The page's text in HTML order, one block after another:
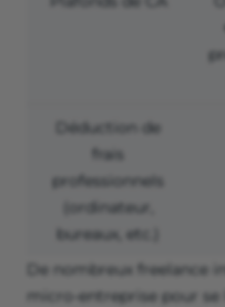
Déduction de
frais
professionnels
(ordinateur,
bureaux, etc.)
De nombreux freelance
micro-entreprise pour se